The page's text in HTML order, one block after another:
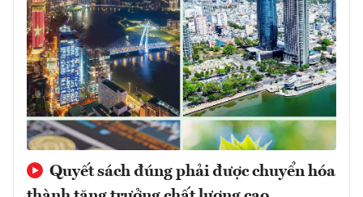
Quyết sách đúng phải được chuyển hóa